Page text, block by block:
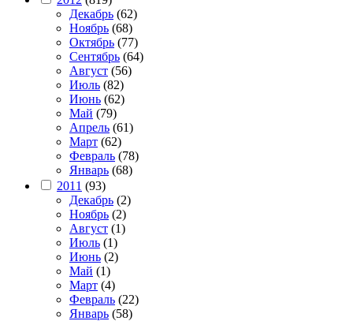
Декабрь (62)
Ноябрь (68)
Октябрь (77)
Сентябрь (64)
Август (56)
Июль (82)
Июнь (62)
Май (79)
Апрель (61)
Март (62)
Февраль (78)
Январь (68)
2011 (93)
Декабрь (2)
Ноябрь (2)
Август (1)
Июль (1)
Июнь (2)
Май (1)
Март (4)
Февраль (22)
Январь (58)